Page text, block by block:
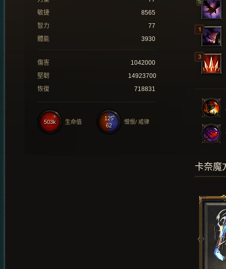
敏捷
8565
智力
77
體能
3930
傷害
1042000
堅韌
14923700
恢復
718831
125
62
憎恨/ 戒律
503k 生命值
卡奈魔